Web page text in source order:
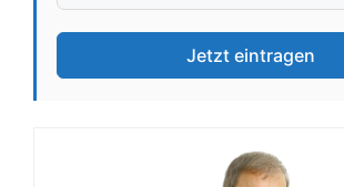
Jetzt eintragen